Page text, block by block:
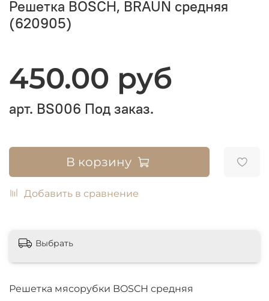
Решетка BOSCH, BRAUN средняя
(620905)
450.00 руб
арт. BS006 Под заказ.
В корзину
Добавить в сравнение
Решетка мясорубки BOSCH средняя
Выбрать